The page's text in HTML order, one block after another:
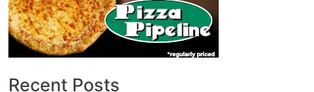
Recent Posts